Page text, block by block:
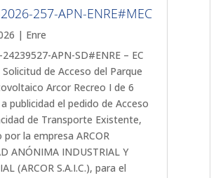
257-APN-ENRE#MEC
| Enre
24239527-APN-SD#ENRE – EC
Solicitud de Acceso del Parque
Arcor Recreo I de 6
publicidad el pedido de Acceso
de Transporte Existente,
por la empresa ARCOR
ANÓNIMA INDUSTRIAL Y
(ARCOR S.A.I.C.), para el